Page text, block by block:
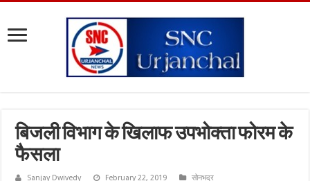
बिजली विभाग के खिलाफ उपभोक्ता फोरम के
फैसला
Sanjay Dwivedy February 22, 2019 सोनभद्र